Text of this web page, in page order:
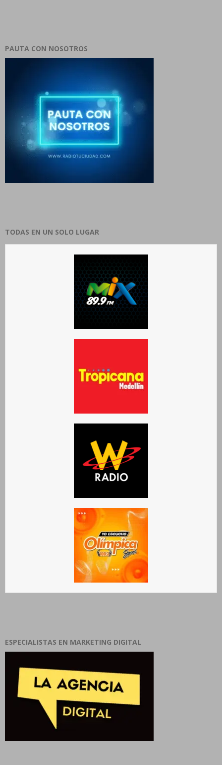
PAUTA CON NOSOTROS
TODAS EN UN SOLO LUGAR
ESPECIALISTAS EN MARKETING DIGITAL